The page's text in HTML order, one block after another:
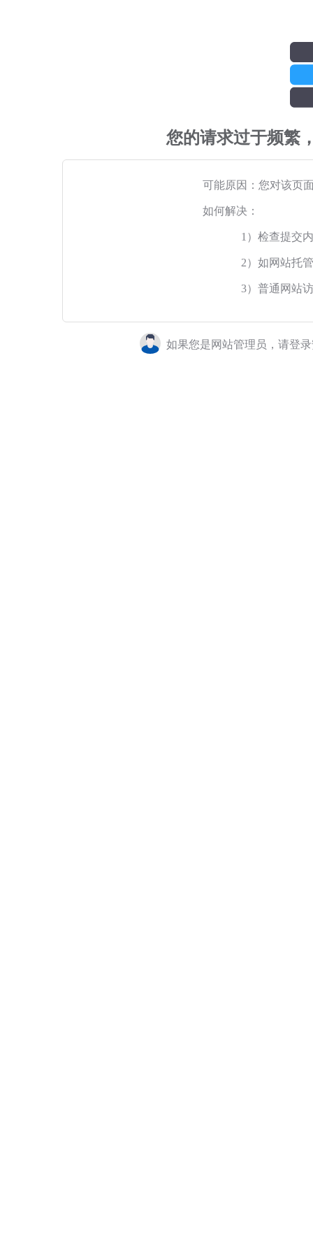
您的请求过于频繁
可能原因：您对该页
如何解决：
1）检查提交
2）如网站托
3）普通网站
如果您是网站管理员，请登